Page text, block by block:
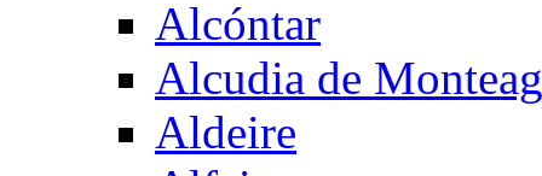
Alcóntar
Alcudia de
Aldeire